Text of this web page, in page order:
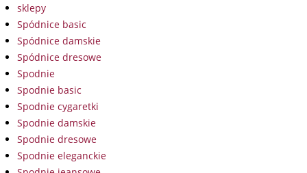
sklepy
Spódnice basic
Spódnice damskie
Spódnice dresowe
Spodnie
Spodnie basic
Spodnie cygaretki
Spodnie damskie
Spodnie dresowe
Spodnie eleganckie